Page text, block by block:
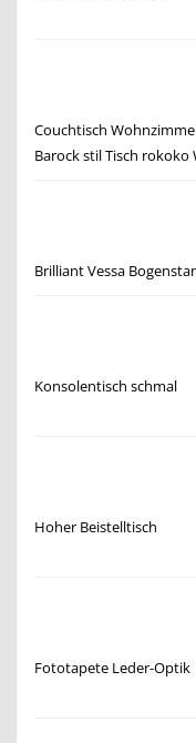
Couchtisch
Barock stil Tisch
Brilliant Vessa
Konsolentisch schmal
Hoher Beistelltisch
Fototapete Leder-Optik